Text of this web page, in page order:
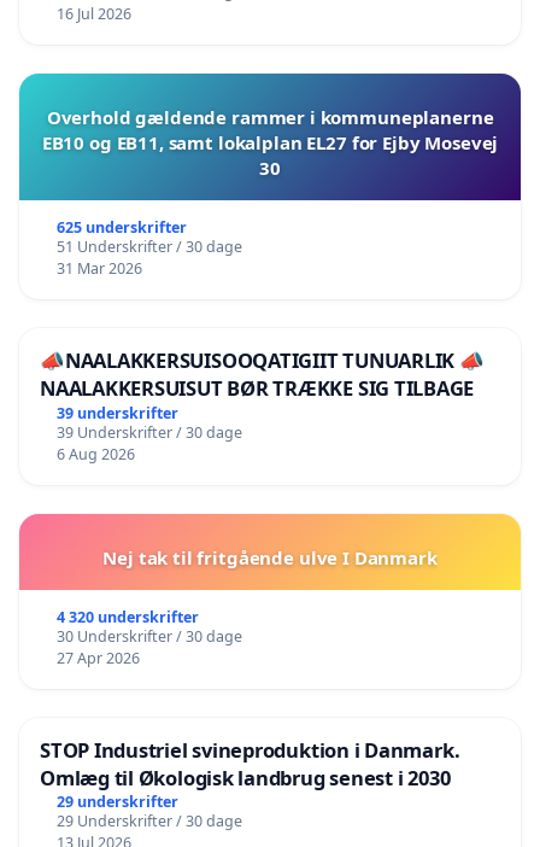
16 Jul 2026
Overhold gældende rammer i kommuneplanerne
EB10 og EB11, samt lokalplan EL27 for Ejby Mosevej
30
625 underskrifter
51 Underskrifter / 30 dage
31 Mar 2026
📣NAALAKKERSUISOOQATIGIIT TUNUARLIK 📣
NAALAKKERSUISUT BØR TRÆKKE SIG TILBAGE
39 underskrifter
39 Underskrifter / 30 dage
6 Aug 2026
Nej tak til fritgående ulve I Danmark
4 320 underskrifter
30 Underskrifter / 30 dage
27 Apr 2026
STOP Industriel svineproduktion i Danmark.
Omlæg til Økologisk landbrug senest i 2030
29 underskrifter
29 Underskrifter / 30 dage